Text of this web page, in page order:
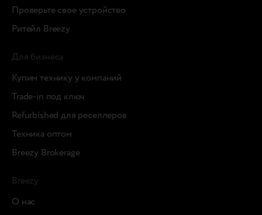
Проверьте свое устройство
Ритейл Breezy
Для бизнеса
Купим технику у компаний
Trade-in под ключ
Refurbished для реселлеров
Техника оптом
Breezy Brokerage
Breezy
О нас